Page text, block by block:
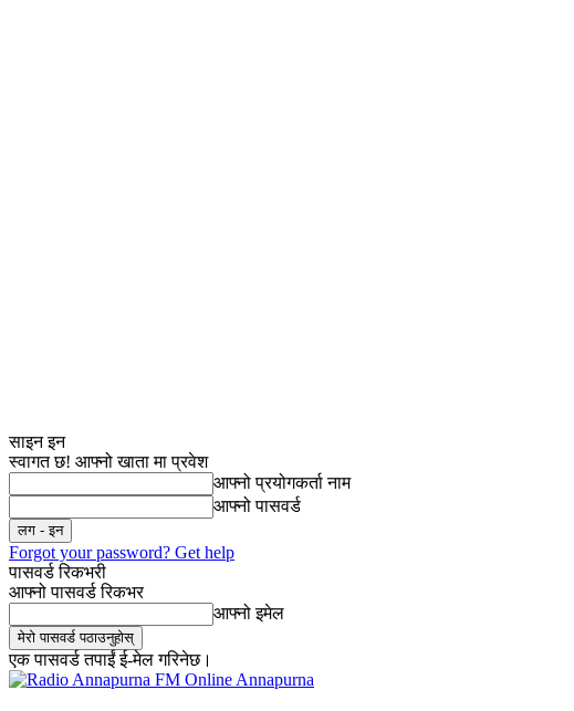
साइन इन
स्वागत छ! आफ्नो खाता मा प्रवेश
आफ्नो प्रयोगकर्ता नाम
आफ्नो पासवर्ड
Forgot your password? Get help
पासवर्ड रिकभरी
आफ्नो पासवर्ड रिकभर
आफ्नो इमेल
एक पासवर्ड तपाईं ई-मेल गरिनेछ।
Online Annapurna